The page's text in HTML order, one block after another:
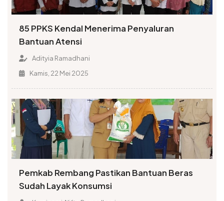
85 PPKS Kendal Menerima Penyaluran
Bantuan Atensi
Adityia Ramadhani
Kamis, 22 Mei 2025
Pemkab Rembang Pastikan Bantuan Beras
Sudah Layak Konsumsi